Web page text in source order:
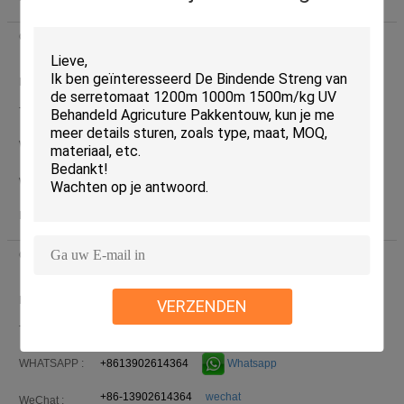
VERZENDEN
Contacten :
Functie : Sales Manager
Telefoon : +86 135 2868 6612
WHATSAPP : +8613528686612 Whatsapp
WeChat : +8613528686612 wechat
Contacten :
Ms. Cara Yang (Jiangxi Longtai New Material Co., Ltd)
Sales Manager
Telefoon :
WHATSAPP : +8613902614364 Whatsapp
WeChat : +86-13902614364 wechat